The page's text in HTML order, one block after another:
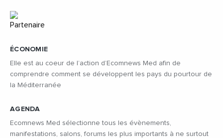
ÉCONOMIE
Elle est au coeur de l’action d’Ecomnews Med afin de
comprendre comment se développent les pays du pourtour de
la Méditerranée
AGENDA
Ecomnews Med sélectionne tous les évènements,
manifestations, salons, forums les plus importants à ne surtout